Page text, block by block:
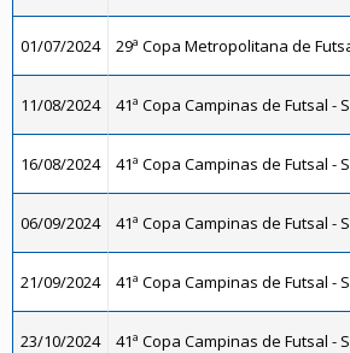
01/07/2024 29ª Copa Metropolitana de
11/08/2024 41ª Copa Campinas de Futsal -
16/08/2024 41ª Copa Campinas de Futsal -
06/09/2024 41ª Copa Campinas de Futsal -
21/09/2024 41ª Copa Campinas de Futsal -
23/10/2024 41ª Copa Campinas de Futsal -